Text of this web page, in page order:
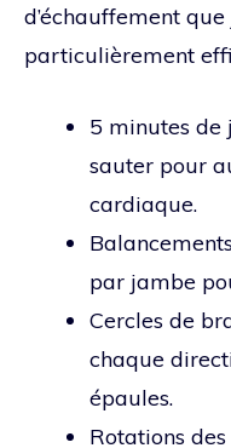
d’échauffement que
particulièrement
5 minutes de
sauter pour
cardiaque.
par jambe
Cercles de
chaque
épaules.
Rotations